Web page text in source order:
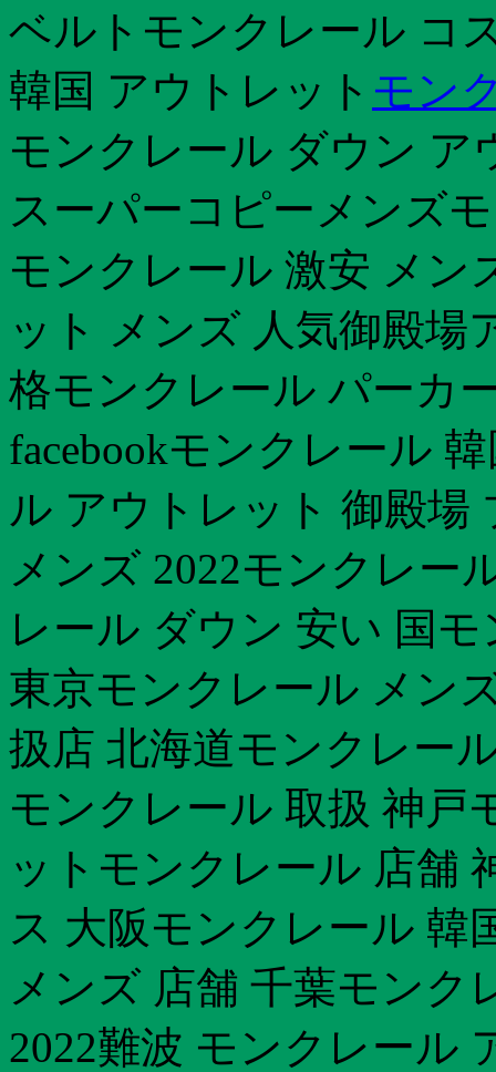
ベルトモンクレール コ
韓国 アウトレット モン
モンクレール ダウン ア
スーパーコピーメンズ
モンクレール 激安 メン
ット メンズ 人気御殿場
格モンクレール パーカ
facebookモンクレール
ル アウトレット 御殿場
メンズ 2022モンクレー
レール ダウン 安い 国
東京モンクレール メン
扱店 北海道モンクレー
モンクレール 取扱 神戸
ットモンクレール 店舗
ス 大阪モンクレール 韓
メンズ 店舗 千葉モンク
2022難波 モンクレール